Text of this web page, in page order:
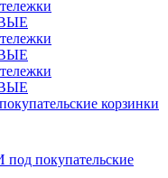
корзинки
покупательские